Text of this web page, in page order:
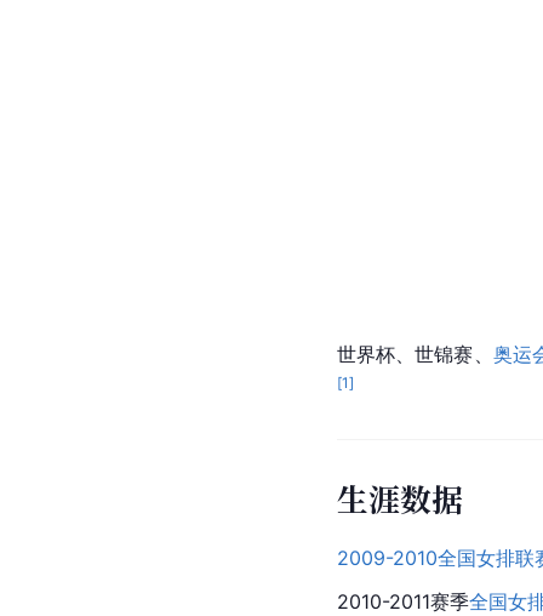
世界杯、世锦赛 、 奥运
[1]
生涯数据
2009-2010全国女排联
2010-2011赛季全国女